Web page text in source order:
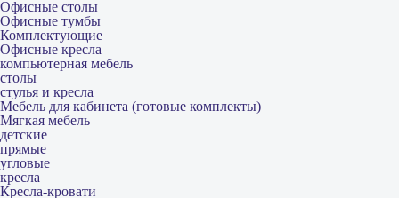
Офисные столы
Офисные тумбы
Комплектующие
Офисные кресла
компьютерная мебель
столы
стулья и кресла
Мебель для кабинета (готовые комплекты)
Мягкая мебель
детские
прямые
угловые
кресла
Кресла-кровати